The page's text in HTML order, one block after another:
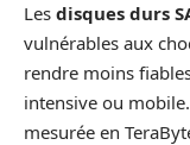
Les disques durs
vulnérables aux
rendre moins
intensive ou
mesurée en